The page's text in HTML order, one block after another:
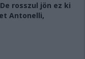
rosszul jön ez ki
Antonelli,